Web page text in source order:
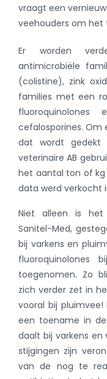
vraagt een
veehouders om het
Er worden
antimicrobiële
(colistine), zink
families met een
cefalosporines. Om
dat wordt gedekt
veterinaire AB
het aantal ton of kg
data werd verkocht
Niet alleen is het
Sanitel-Med,
bij varkens en
fluoroquinolones
toegenomen. Zo
zich verder zet in
vooral bij
een toename in
daalt bij varkens en
stijgingen zijn
van de nog te